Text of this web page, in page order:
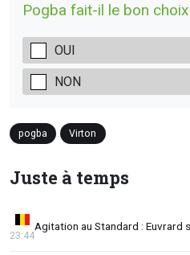
Pogba fait-il le bon
OUI
NON
pogba Virton
Juste à temps
Agitation au Standard : Euvrard
23:44